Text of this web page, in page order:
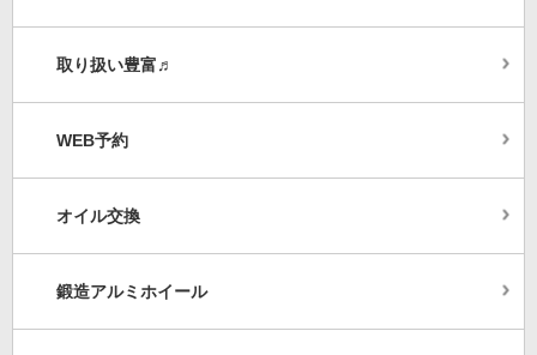
取り扱い豊富♬
WEB予約
オイル交換
鍛造アルミホイール